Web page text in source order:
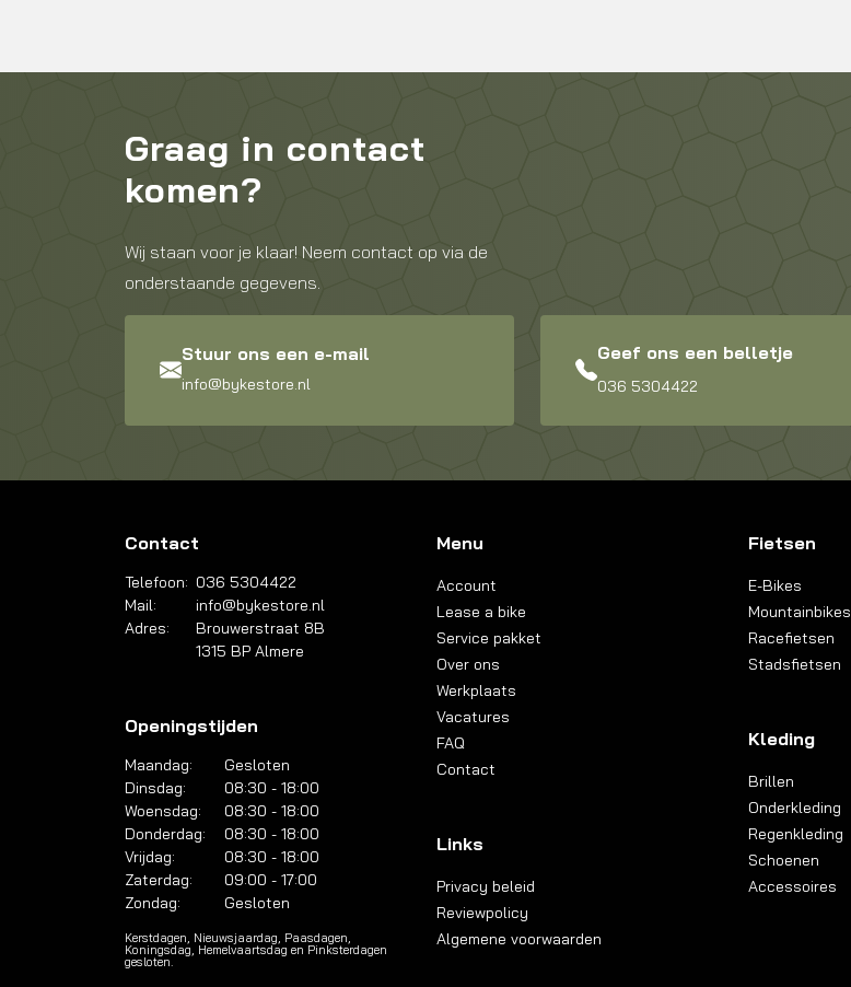
Graag in contact
komen?
Wij staan voor je klaar! Neem contact op via de
onderstaande gegevens.
Stuur ons een e-mail
info@bykestore.nl
Geef ons een belletje
036 5304422
Contact
Telefoon: 036 5304422
Mail:
info@bykestore.nl
Adres:
Brouwerstraat 8B
1315 BP Almere
Openingstijden
Maandag:
Gesloten
Dinsdag:
08:30 - 18:00
Woensdag:
08:30 - 18:00
Donderdag:
08:30 - 18:00
Vrijdag:
08:30 - 18:00
Zaterdag:
09:00 - 17:00
Zondag:
Gesloten
Kerstdagen, Nieuwsjaardag, Paasdagen,
Koningsdag, Hemelvaartsdag en Pinksterdagen
gesloten.
Menu
Account
Lease a bike
Service pakket
Over ons
Werkplaats
Vacatures
FAQ
Contact
Links
Privacy beleid
Reviewpolicy
Algemene voorwaarden
Fietsen
E-Bikes
Mountainbikes
Racefietsen
Stadsfietsen
Kleding
Brillen
Onderkleding
Regenkleding
Schoenen
Accessoires